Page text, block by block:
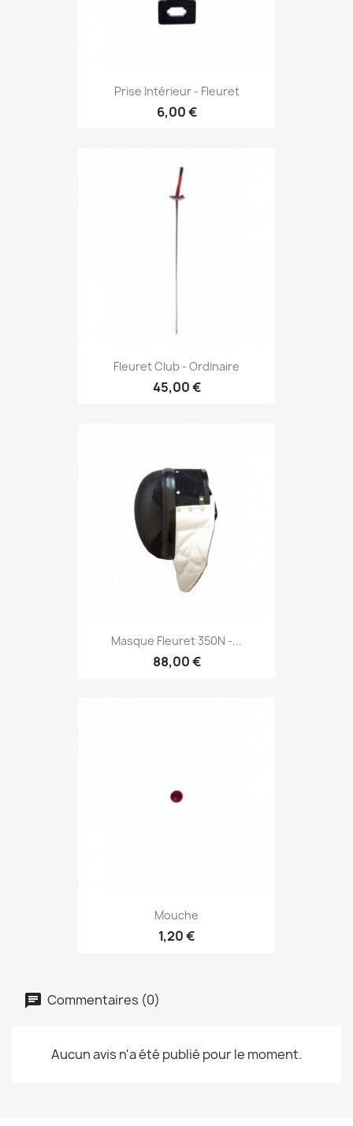
Prise Intérieur - Fleuret
6,00 €
Fleuret Club - Ordinaire
45,00 €
Masque Fleuret 350N -...
88,00 €
Mouche
1,20 €
Commentaires (0)
Aucun avis n'a été publié pour le moment.